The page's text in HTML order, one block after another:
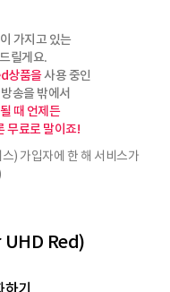
가지고 있는
릴게요.
상품을사용 중인
송을 밖에서
때 언제든
무료로 말이죠!
) 가입자에 한 해 서비스가
UHD Red)